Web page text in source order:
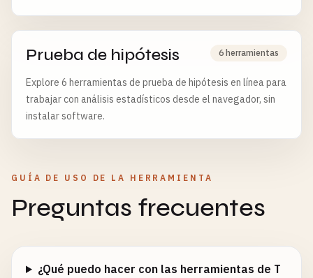
Prueba de hipótesis 6 herramientas
Explore 6 herramientas de prueba de hipótesis en línea para
trabajar con análisis estadísticos desde el navegador, sin
instalar software.
GUÍA DE USO DE LA HERRAMIENTA
Preguntas frecuentes
¿Qué puedo hacer con las herramientas de T